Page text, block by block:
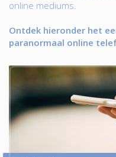
online mediums.
Ontdek hieronder het
paranormaal online